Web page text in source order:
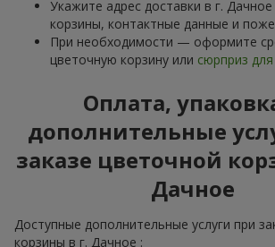
Укажите адрес доставки в г.
корзины, контактные данные и
При необходимости — оформите
цветочную корзину или сюрприз
Оплата,
дополнительные
заказе цветочной
Дачное
Доступные дополнительные услуги при
корзины в г. Дачное :